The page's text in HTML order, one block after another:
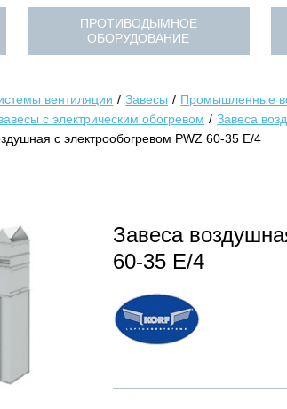
ПРОТИВОДЫМНОЕ
ОБОРУДОВАНИЕ
вентиляции Завесы
Промышленные
с электрическим обогревом
Завеса
с электрообогревом PWZ 60-35 E/4
Завеса
60-35 E/4